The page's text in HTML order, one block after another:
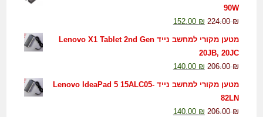
90W
224.00₪
152.00 ₪
מטען מקורי למחשב נייד Lenovo X1 Tablet 2nd Gen
20JB, 20JC
206.00₪
140.00 ₪
מטען מקורי למחשב נייד Lenovo IdeaPad 5 15ALC05-
82LN
206.00₪
140.00 ₪